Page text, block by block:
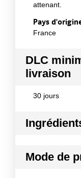
attenant.
Pays
France
DLC
livraison
30 jours
Poulet.
Mode de